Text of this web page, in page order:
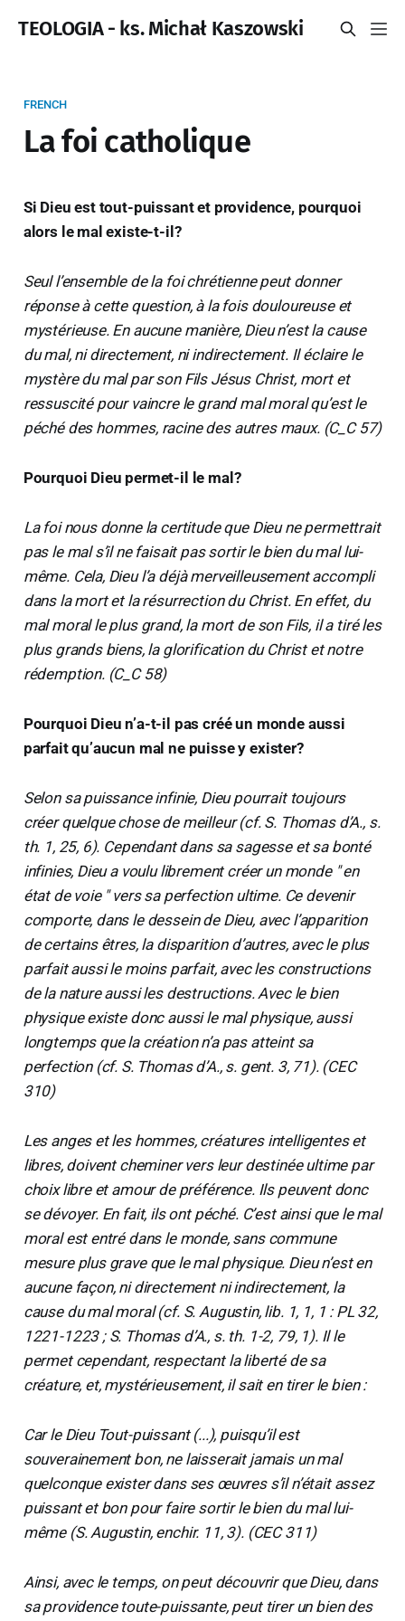
TEOLOGIA - ks. Michał Kaszowski
FRENCH
La foi catholique
Si Dieu est tout-puissant et providence, pourquoi
alors le mal existe-t-il?
Seul l’ensemble de la foi chrétienne peut donner
réponse à cette question, à la fois douloureuse et
mystérieuse. En aucune manière, Dieu n’est la cause
du mal, ni directement, ni indirectement. Il éclaire le
mystère du mal par son Fils Jésus Christ, mort et
ressuscité pour vaincre le grand mal moral qu’est le
péché des hommes, racine des autres maux. (C_C 57)
Pourquoi Dieu permet-il le mal?
La foi nous donne la certitude que Dieu ne permettrait
pas le mal s’il ne faisait pas sortir le bien du mal lui-
même. Cela, Dieu l’a déjà merveilleusement accompli
dans la mort et la résurrection du Christ. En effet, du
mal moral le plus grand, la mort de son Fils, il a tiré les
plus grands biens, la glorification du Christ et notre
rédemption. (C_C 58)
Pourquoi Dieu n’a-t-il pas créé un monde aussi
parfait qu’aucun mal ne puisse y exister?
Selon sa puissance infinie, Dieu pourrait toujours
créer quelque chose de meilleur (cf. S. Thomas d’A., s.
th. 1, 25, 6). Cependant dans sa sagesse et sa bonté
infinies, Dieu a voulu librement créer un monde " en
état de voie " vers sa perfection ultime. Ce devenir
comporte, dans le dessein de Dieu, avec l’apparition
de certains êtres, la disparition d’autres, avec le plus
parfait aussi le moins parfait, avec les constructions
de la nature aussi les destructions. Avec le bien
physique existe donc aussi le mal physique, aussi
longtemps que la création n’a pas atteint sa
perfection (cf. S. Thomas d’A., s. gent. 3, 71). (CEC
310)
Les anges et les hommes, créatures intelligentes et
libres, doivent cheminer vers leur destinée ultime par
choix libre et amour de préférence. Ils peuvent donc
se dévoyer. En fait, ils ont péché. C’est ainsi que le mal
moral est entré dans le monde, sans commune
mesure plus grave que le mal physique. Dieu n’est en
aucune façon, ni directement ni indirectement, la
cause du mal moral (cf. S. Augustin, lib. 1, 1, 1 : PL 32,
1221-1223 ; S. Thomas d’A., s. th. 1-2, 79, 1). Il le
permet cependant, respectant la liberté de sa
créature, et, mystérieusement, il sait en tirer le bien :
Car le Dieu Tout-puissant (...), puisqu’il est
souverainement bon, ne laisserait jamais un mal
quelconque exister dans ses œuvres s’il n’était assez
puissant et bon pour faire sortir le bien du mal lui-
même (S. Augustin, enchir. 11, 3). (CEC 311)
Ainsi, avec le temps, on peut découvrir que Dieu, dans
sa providence toute-puissante, peut tirer un bien des